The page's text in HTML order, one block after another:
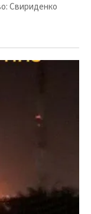
Свириденко